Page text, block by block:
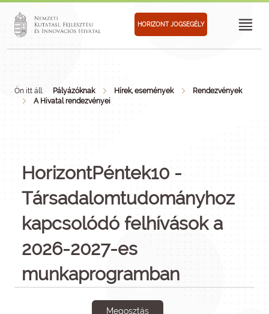
HORIZONT JOGSEGÉLY
Ön itt áll: Pályázóknak Hírek, események
Rendezvények
A Hivatal rendezvényei
HorizontPéntek10 -
Társadalomtudományhoz
kapcsolódó felhívások a
2026-2027-es
munkaprogramban
Megosztás